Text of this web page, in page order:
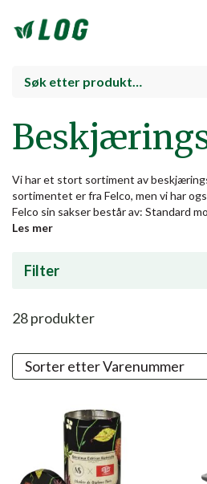
Vi har et stort sortiment av
sortimentet er fra Felco, men vi har
Felco sin sakser består av: Standard
Les mer
Filter
28produkter